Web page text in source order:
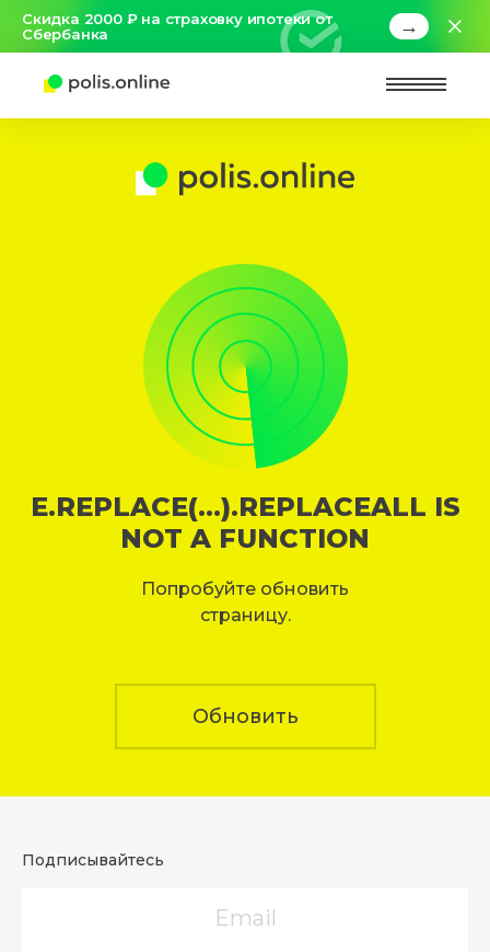
Скидка 2000 ₽ на страховку ипотеки от
Сбербанка
→
E.REPLACE(...).REPLACEALL IS
NOT A FUNCTION
Попробуйте обновить
страницу.
Обновить
Подписывайтесь